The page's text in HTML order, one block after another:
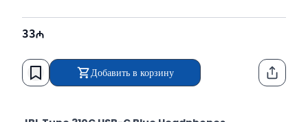
33
Добавить в корзину